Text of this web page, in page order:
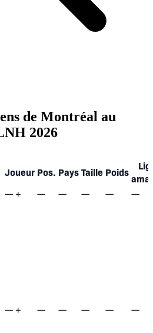
de Montréal au
2026